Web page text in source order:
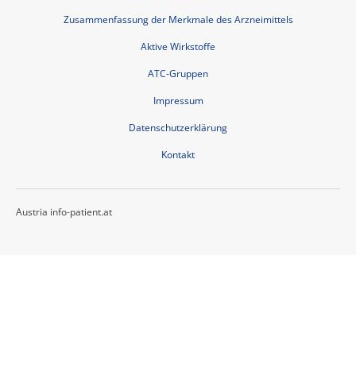
Zusammenfassung der Merkmale des Arzneimittels
Aktive Wirkstoffe
ATC-Gruppen
Impressum
Datenschutzerklärung
Kontakt
Austria info-patient.at